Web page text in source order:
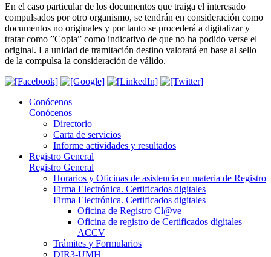
En el caso particular de los documentos que traiga el interesado
compulsados por otro organismo, se tendrán en consideración como
documentos no originales y por tanto se procederá a digitalizar y
tratar como ”Copia” como indicativo de que no ha podido verse el
original. La unidad de tramitación destino valorará en base al sello
de la compulsa la consideración de válido.
Conócenos
Conócenos
Directorio
Carta de servicios
Informe actividades y resultados
Registro General
Registro General
Horarios y Oficinas de asistencia en materia de Registro
Firma Electrónica. Certificados digitales
Firma Electrónica. Certificados digitales
Oficina de Registro Cl@ve
Oficina de registro de Certificados digitales
ACCV
Trámites y Formularios
DIR3-UMH